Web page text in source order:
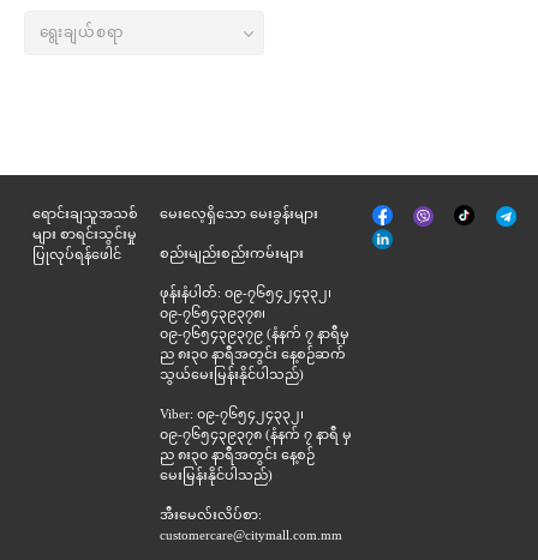
ရောင်းချသူအသစ်
များ စာရင်းသွင်းမှု
ပြုလုပ်ရန်ဖေါင်
မေးလေ့ရှိသော မေးခွန်းများ
စည်းမျည်းစည်းကမ်းများ
ဖုန်းနံပါတ်: ၀၉-၇၆၅၄၂၄၃၃၂၊
၀၉-၇၆၅၄၃၉၃၇၈၊
၀၉-၇၆၅၄၃၉၃၇၉ (နံနက် ၇ နာရီမှ
ည ၈း၃၀ နာရီအတွင်း နေ့စဉ်ဆက်
သွယ်မေးမြန်းနိုင်ပါသည်)
Viber: ၀၉-၇၆၅၄၂၄၃၃၂၊
၀၉-၇၆၅၄၃၉၃၇၈ (နံနက် ၇ နာရီ မှ
ည ၈း၃၀ နာရီအတွင်း နေ့စဉ်
မေးမြန်းနိုင်ပါသည်)
အီးမေလ်းလိပ်စာ:
customercare@citymall.com.mm
မျက်နှာစာ
အုပ်
Viber Tik
Tok
နှင့်
ဆက်စပ်